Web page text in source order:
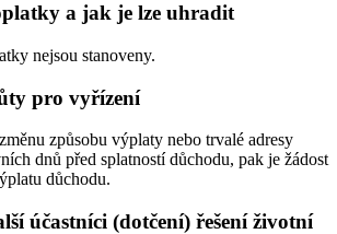
a jak je lze uhradit
nejsou stanoveny.
pro vyřízení
způsobu výplaty nebo trvalé adresy
dnů před splatností důchodu, pak je žádost
důchodu.
účastníci (dotčení) řešení životní